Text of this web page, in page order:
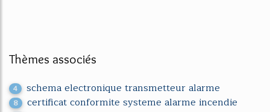
Thèmes associés
4 schema electronique transmetteur alarme
8 certificat conformite systeme alarme incendie